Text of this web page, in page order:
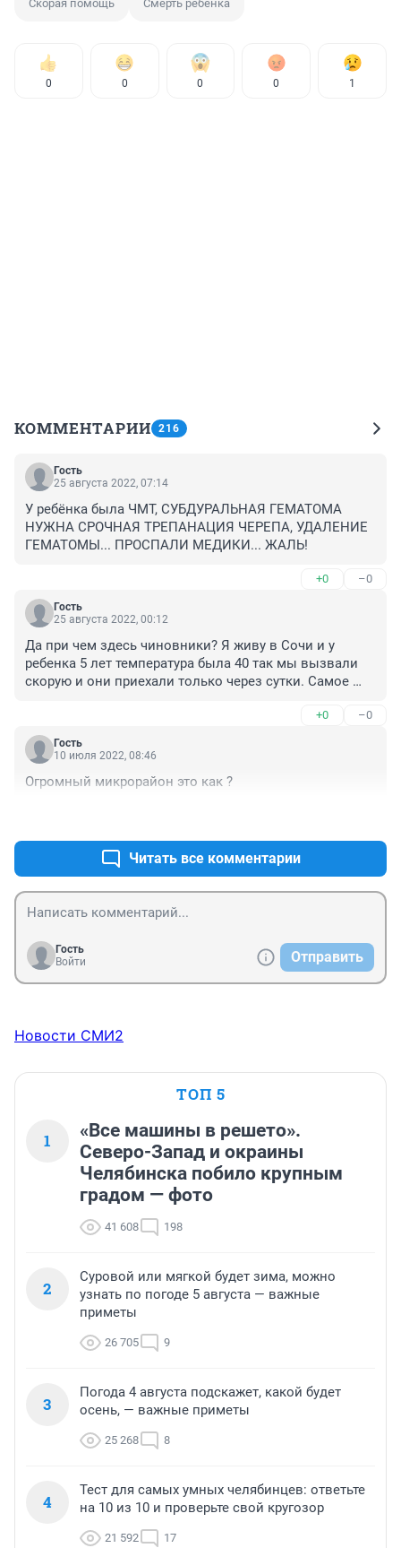
Скорая помощь Смерть ребенка
0 0 0 0 1
КОММЕНТАРИИ 216
Гость
25 августа 2022, 07:14
У ребёнка была ЧМТ, СУБДУРАЛЬНАЯ ГЕМАТОМА
НУЖНА СРОЧНАЯ ТРЕПАНАЦИЯ ЧЕРЕПА, УДАЛЕНИЕ
ГЕМАТОМЫ... ПРОСПАЛИ МЕДИКИ... ЖАЛЬ!
+0 –0
Гость
25 августа 2022, 00:12
Да при чем здесь чиновники? Я живу в Сочи и у
ребенка 5 лет температура была 40 так мы вызвали
скорую и они приехали только через сутки. Самое
стоит машина реанимации в неприметном месте и
доктора вместе с водителем сидят и курят. Вот
причем здесь чиновники?
+0 –0
Гость
10 июля 2022, 08:46
Огромный микрорайон это как ?
Читать все комментарии
Гость
Войти
Отправить
Новости СМИ2
ТОП 5
1
«Все машины в решето».
Северо-Запад и окраины
Челябинска побило крупным
градом — фото
41 608 198
2
Суровой или мягкой будет зима, можно
узнать по погоде 5 августа — важные
приметы
26 705 9
3
Погода 4 августа подскажет, какой будет
осень, — важные приметы
25 268 8
4
Тест для самых умных челябинцев: ответьте
на 10 из 10 и проверьте свой кругозор
21 592 17